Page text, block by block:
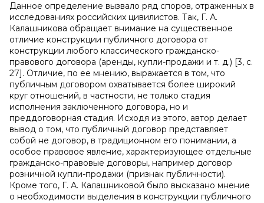
Данное определение вызвало ряд споров, отраженных в
исследованиях российских цивилистов. Так, Г. А.
Калашникова обращает внимание на существенное
отличие конструкции публичного договора от
конструкции любого классического гражданско-
правового договора (аренды, купли-продажи и т. д.) [3, c.
27]. Отличие, по ее мнению, выражается в том, что
публичным договором охватывается более широкий
круг отношений, в частности, не только стадия
исполнения заключенного договора, но и
преддоговорная стадия. Исходя из этого, автор делает
вывод о том, что публичный договор представляет
собой не договор, в традиционном его понимании, а
особое правовое явление, характеризующее отдельные
гражданско-правовые договоры, например договор
розничной купли-продажи (признак публичности).
Кроме того, Г. А. Калашниковой было высказано мнение
о необходимости выделения в конструкции публичного